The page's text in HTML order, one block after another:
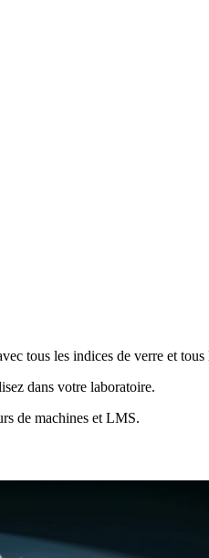
tous les indices de verre et
dans votre laboratoire.
de machines et LMS.